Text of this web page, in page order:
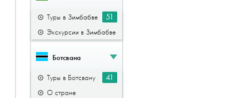
Туры в Зимбабве
51
Экскурсии в Зимбабве
Ботсвана
Туры в Ботсвану
41
О стране